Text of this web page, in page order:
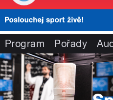
Program Pořady